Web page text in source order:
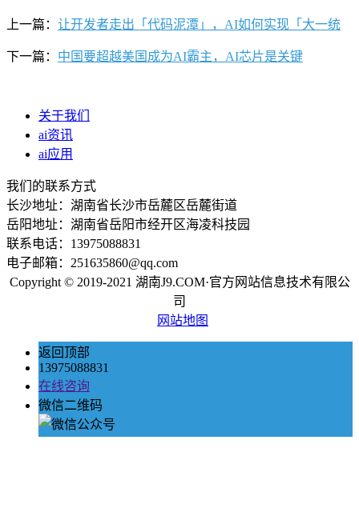
上一篇： 让开发者走出「代码泥潭」，AI如何实现「大一统
下一篇： 中国要超越美国成为AI霸主，AI芯片是关键
关于我们
ai资讯
ai应用
我们的联系方式
长沙地址：湖南省长沙市岳麓区岳麓街道
岳阳地址：湖南省岳阳市经开区海凌科技园
联系电话：13975088831
电子邮箱：251635860@qq.com
Copyright © 2019-2021 湖南J9.COM·官方网站信息技术有限公
司
网站地图
返回顶部
13975088831
在线咨询
微信二维码